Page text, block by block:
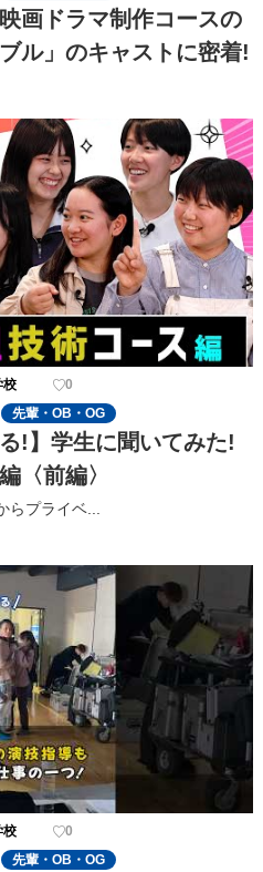
画ドラマ制作コースの
ル」のキャストに密着!
校
0
先輩・OB・OG
!】学生に聞いてみた!
〈前編〉
らプライベ...
校
0
先輩・OB・OG